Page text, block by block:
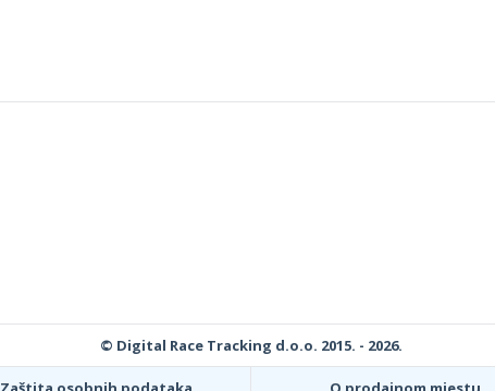
© Digital Race Tracking d.o.o. 2015. - 2026.